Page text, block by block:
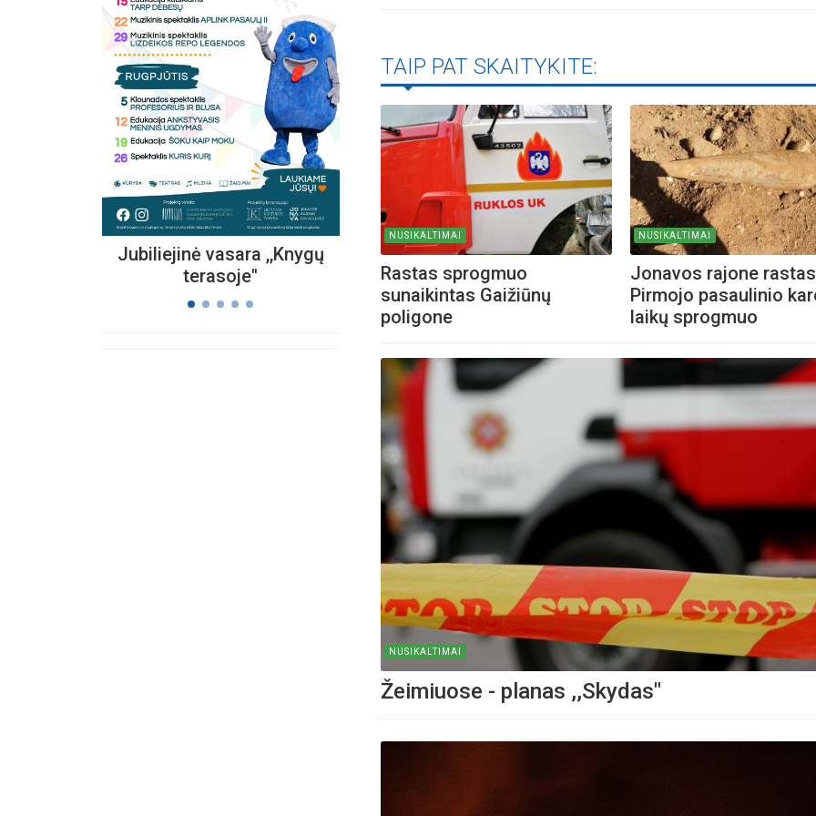
Jubiliejinė vasara ,,Knygų
terasoje"
Kviečiame aplankyti parodą
„Nusišypsok mums,
Viešpatie“. Legendinio
spektaklio kelionė“
TAIP PAT SKAITYKITE:
NUSIKALTIMAI
Rastas sprogmuo
sunaikintas Gaižiūnų
poligone
NUSIKALTIMAI
Jonavos rajone rastas
Pirmojo pasaulinio
laikų sprogmuo
NUSIKALTIMAI
Žeimiuose - planas ,,Skydas"